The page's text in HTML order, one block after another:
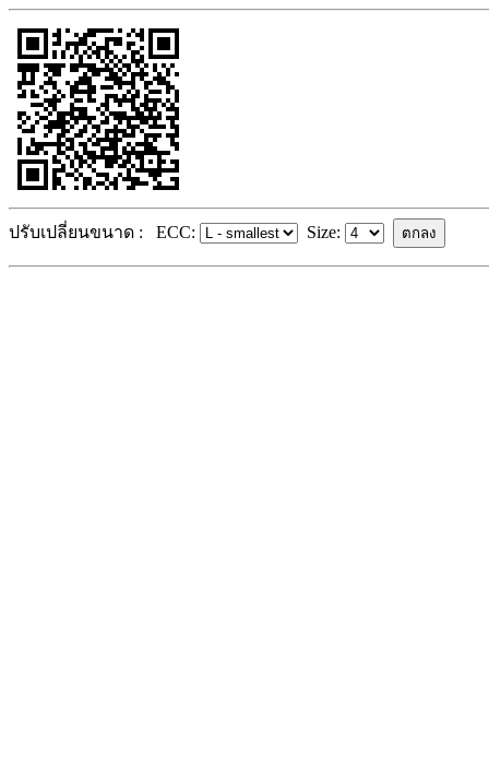
ปรับเปลี่ยนขนาด : ECC: Size: